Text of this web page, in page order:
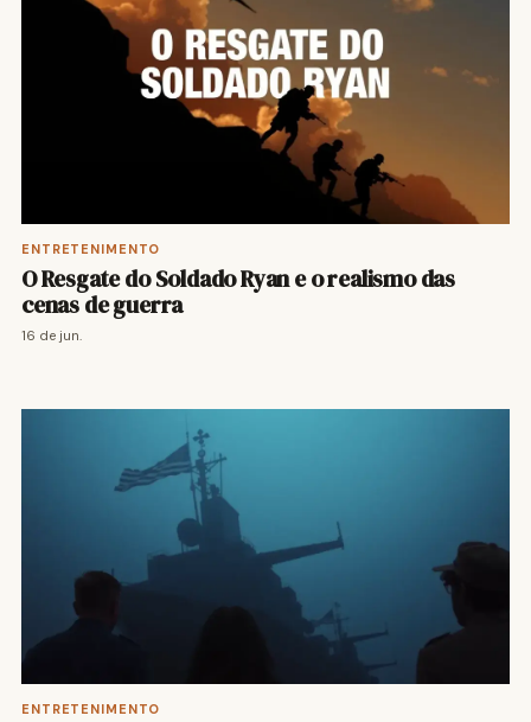
ENTRETENIMENTO
O Resgate do Soldado Ryan e o realismo das
cenas de guerra
16 de jun.
ENTRETENIMENTO